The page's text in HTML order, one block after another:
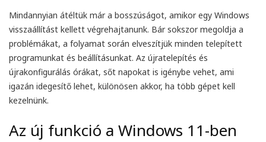
Mindannyian átéltük már a bosszúságot, amikor egy Windows
visszaállítást kellett végrehajtanunk. Bár sokszor megoldja a
problémákat, a folyamat során elveszítjük minden telepített
programunkat és beállításunkat. Az újratelepítés és
újrakonfigurálás órákat, sőt napokat is igénybe vehet, ami
igazán idegesítő lehet, különösen akkor, ha több gépet kell
kezelnünk.
Az új funkció a Windows 11-ben